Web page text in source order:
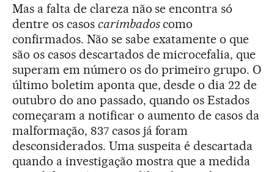
Mas a falta de clareza não se encontra só
dentre os casos carimbadoscomo
confirmados. Não se sabe exatamente o que
são os casos descartados de microcefalia, que
superam em número os do primeiro grupo. O
último boletim aponta que, desde o dia 22 de
outubro do ano passado, quando os Estados
começaram a notificar o aumento de casos da
malformação, 837 casos já foram
desconsiderados. Uma suspeita é descartada
quando a investigação mostra que a medida